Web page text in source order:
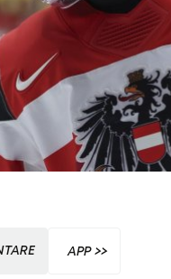
APP >>